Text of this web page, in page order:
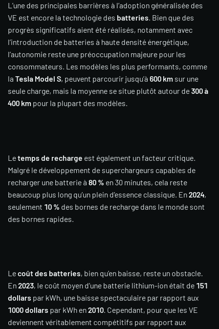
L’une des principales barrières à l’adoption généralisée des
VE est encore la technologie des batteries. Bien que des
progrès significatifs aient été réalisés, notamment avec
l’introduction de batteries à haute densité énergétique,
l’autonomie reste une préoccupation majeure pour les
consommateurs. Les modèles les plus performants, comme
la Tesla Model S, peuvent parcourir jusqu’à 600 kmsur une
seule charge, mais la moyenne se situe plutôt autour de300 à
400 kmpour la plupart des modèles.
Letemps de recharge est également un facteur critique.
Malgré le développement de superchargeurs capables de
recharger une batterie à 80 % en 30 minutes, cela reste
beaucoup plus long qu’un plein d’essence classique. En2024,
seulement 10 % des bornes de recharge dans le monde sont
des bornes rapides.
Lecoût des batteries, bien qu’en baisse, reste un obstacle.
En2023, le coût moyen d’une batterie lithium-ion était de 151
dollarspar kWh, une baisse spectaculaire par rapport aux
1000 dollarspar kWh en2010. Cependant, pour que les VE
deviennent véritablement compétitifs par rapport aux